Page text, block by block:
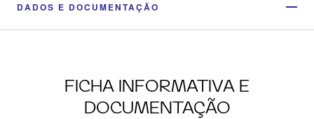
DADOS E DOCUMENTAÇÃO
FICHA INFORMATIVA E
DOCUMENTAÇÃO